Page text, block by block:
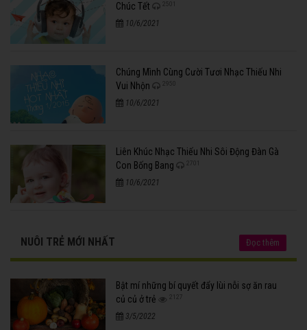
Chúc Tết
10/6/2021
Chúng Mình Cùng Cười Tươi Nhạc Thiếu Nhi
Vui Nhộn
2950
10/6/2021
Liên Khúc Nhạc Thiếu Nhi Sôi Động Đàn Gà
Con Bống Bang
2701
10/6/2021
NUÔI TRẺ MỚI NHẤT Đọc thêm
Bật mí những bí quyết đẩy lùi nỗi sợ ăn rau
củ củ ở trẻ
2127
3/5/2022